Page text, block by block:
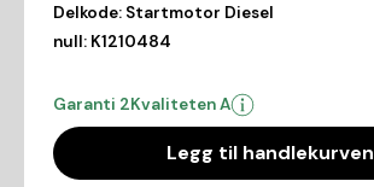
Delkode: Startmotor Diesel
null: K1210484
Garanti 2Kvaliteten A
Legg til handlekurven